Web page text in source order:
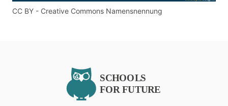
CC BY - Creative Commons Namensnennung